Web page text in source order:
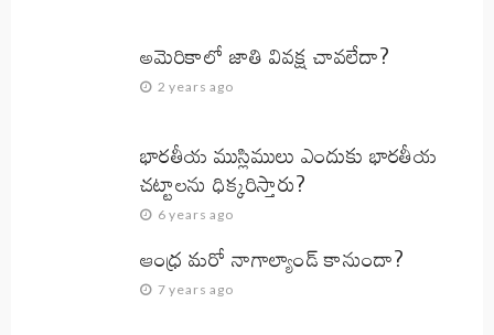
అమెరికాలో జాతి వివక్ష చావలేదా?
2 years ago
భారతీయ ముస్లిములు ఎందుకు భారతీయ
చట్టాలను ధిక్కరిస్తారు?
6 years ago
ఆంధ్ర మరో నాగాల్యాండ్ కానుందా?
7 years ago